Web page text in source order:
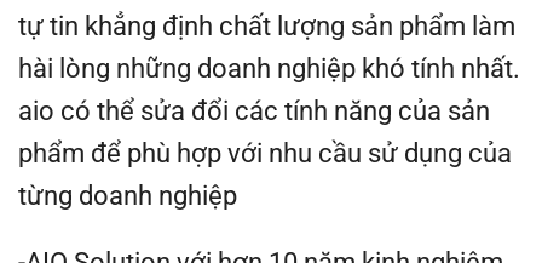
tự tin khẳng định chất lượng sản phẩm làm
hài lòng những doanh nghiệp khó tính nhất.
aio có thể sửa đổi các tính năng của sản
phẩm để phù hợp với nhu cầu sử dụng của
từng doanh nghiệp